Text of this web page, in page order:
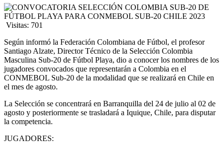
Visitas: 701
Según informó la Federación Colombiana de Fútbol, el profesor
Santiago Alzate, Director Técnico de la Selección Colombia
Masculina Sub-20 de Fútbol Playa, dio a conocer los nombres de los
jugadores convocados que representarán a Colombia en el
CONMEBOL Sub-20 de la modalidad que se realizará en Chile en
el mes de agosto.
La Selección se concentrará en Barranquilla del 24 de julio al 02 de
agosto y posteriormente se trasladará a Iquique, Chile, para disputar
la competencia.
JUGADORES: